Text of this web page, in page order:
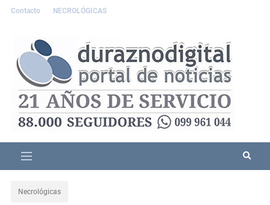
Contacto NECROLÓGICAS
Necrológicas